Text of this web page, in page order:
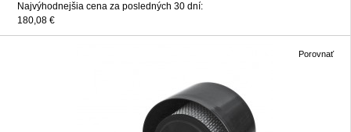
Najvýhodnejšia cena za posledných 30 dní:
180,08 €
Porovnať